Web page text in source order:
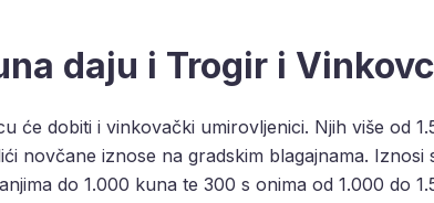
daju i Trogir i
će dobiti i vinkovački umirovljenici. Njih više od
novčane iznose na gradskim blagajnama.
do 1.000 kuna te 300 s onima od 1.000 do